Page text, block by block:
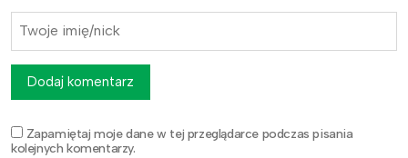
Zapamiętaj moje dane w tej przeglądarce podczas pisania
kolejnych komentarzy.
Dodaj komentarz